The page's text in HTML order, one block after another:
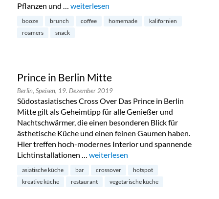
Pflanzen und … „Café Roamers in Neukölln“
weiterlesen
booze brunch coffee homemade
kalifornien
roamers
snack
Prince in Berlin Mitte
Berlin, Speisen, 19. Dezember 2019
Südostasiatisches Cross Over Das Prince in Berlin
Mitte gilt als Geheimtipp für alle Genießer und
Nachtschwärmer, die einen besonderen Blick für
ästhetische Küche und einen feinen Gaumen haben.
Hier treffen hoch-modernes Interior und spannende
Lichtinstallationen … „Prince in Berlin Mitte“
weiterlesen
asiatische küche bar crossover
hotspot
kreative küche
restaurant vegetarische küche